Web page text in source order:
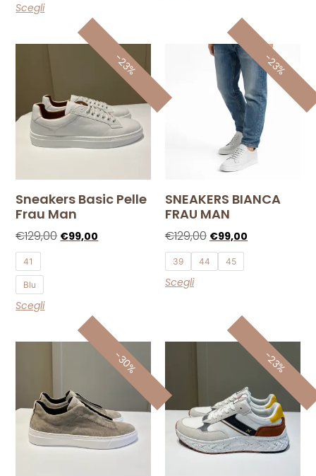
Scegli
-23%
Sneakers Basic Pelle
Frau Man
€129,00 €99,00
41
Blu
Scegli
-23%
SNEAKERS BIANCA
FRAU MAN
€129,00 €99,00
39 44 45
Scegli
-30% -23%